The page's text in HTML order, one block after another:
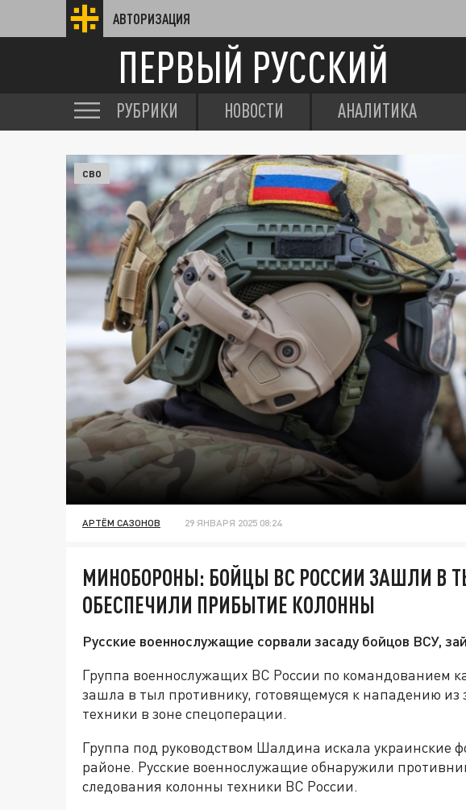
АВТОРИЗАЦИЯ
ПЕРВЫЙ РУССКИЙ
РУБРИКИ НОВОСТИ АНАЛИТИКА
СВО
АРТЁМ САЗОНОВ 29 ЯНВАРЯ 2025 08:24
МИНОБОРОНЫ: БОЙЦЫ ВС РОССИИ ЗАШЛИ В
ОБЕСПЕЧИЛИ ПРИБЫТИЕ КОЛОННЫ
Русские военнослужащие сорвали засаду бойцов ВСУ,
Группа военнослужащих ВС России по командованием
зашла в тыл противнику, готовящемуся к нападению из
техники в зоне спецоперации.
Группа под руководством Шалдина искала украинские
районе. Русские военнослужащие обнаружили
следования колонны техники ВС России.